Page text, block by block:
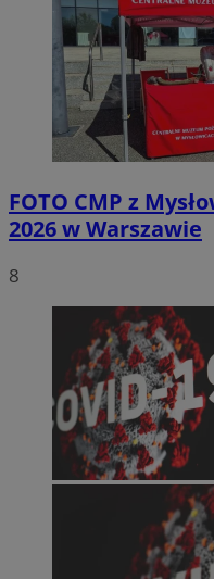
FOTO CMP z
2026 w Warszawie
8